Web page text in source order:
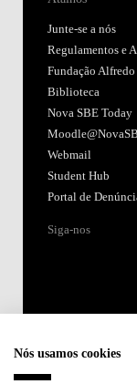
Junte-se a nós
Regulamentos e
Fundação Alfredo
Biblioteca
Nova SBE Today
Webmail
Student Hub
Portal de
Siga-nos
Nós usamos cookies